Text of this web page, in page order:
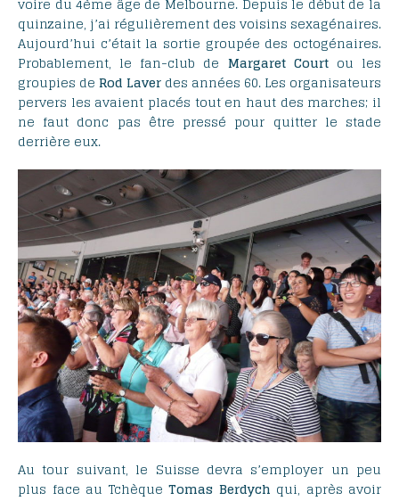
quinzaine, j’ai régulièrement des voisins sexagénaires.
Aujourd’hui c’était la sortie groupée des octogénaires.
Probablement, le fan-club de Margaret Courtou les
groupies de Rod Laver des années 60. Les organisateurs
pervers les avaient placés tout en haut des marches; il
ne faut donc pas être pressé pour quitter le stade
derrière eux.
Au tour suivant, le Suisse devra s’employer un peu
plus face au Tchèque Tomas Berdych qui, après avoir